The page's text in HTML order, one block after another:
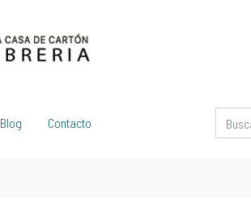
Blog Contacto